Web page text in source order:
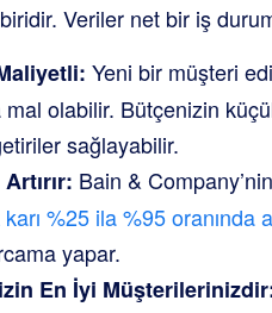
Veriler net bir iş
Yeni bir müşteri
mal olabilir. Bütçenizin
sağlayabilir.
Artırır: Bain &
%25 ila %95 oranında
yapar.
En İyi